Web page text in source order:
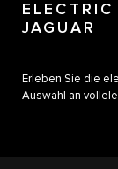
JAGUAR
Erleben Sie die
Auswahl an